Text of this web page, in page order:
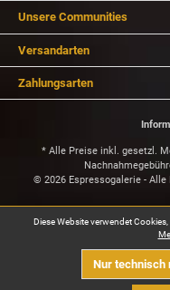
Unsere Communities
Versandarten
Zahlungsarten
* Alle Preise inkl. gesetzl.
© 2026 Espressogalerie - Alle
Diese Website verwendet
Nur technisch